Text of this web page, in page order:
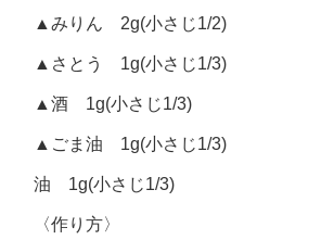
▲みりん 2g(小さじ1/2)
▲さとう 1g(小さじ1/3)
▲酒 1g(小さじ1/3)
▲ごま油 1g(小さじ1/3)
油 1g(小さじ1/3)
〈作り方〉